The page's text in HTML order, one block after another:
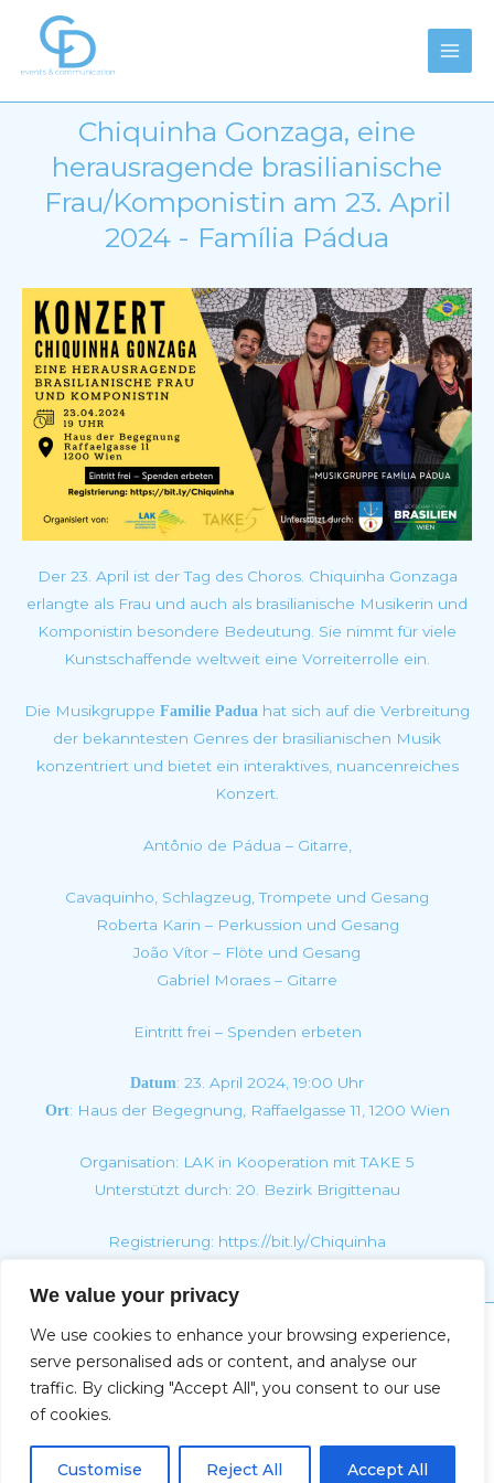
We value your privacy
We use cookies to enhance your browsing experience,
serve personalised ads or content, and analyse our
traffic. By clicking "Accept All", you consent to our use
of cookies.
Customise Reject All Accept All
Inhalt
springen
Chiquinha Gonzaga, eine
herausragende brasilianische
Frau/Komponistin am 23. April
2024 - Família Pádua
Der 23. April ist der Tag des Choros. Chiquinha Gonzaga
erlangte als Frau und auch als brasilianische Musikerin und
Komponistin besondere Bedeutung. Sie nimmt für viele
Kunstschaffende weltweit eine Vorreiterrolle ein.
Die Musikgruppe Familie Padua hat sich auf die Verbreitung
der bekanntesten Genres der brasilianischen Musik
konzentriert und bietet ein interaktives, nuancenreiches
Konzert.
Antônio de Pádua – Gitarre,
Cavaquinho, Schlagzeug, Trompete und Gesang
Roberta Karin – Perkussion und Gesang
João Vítor – Flöte und Gesang
Gabriel Moraes – Gitarre
Eintritt frei – Spenden erbeten
Datum: 23. April 2024, 19:00 Uhr
Ort: Haus der Begegnung, Raffaelgasse 11, 1200 Wien
Organisation: LAK in Kooperation mit TAKE 5
Unterstützt durch: 20. Bezirk Brigittenau
Registrierung: https://bit.ly/Chiquinha
Impressum
Katzenberger-Spacal
DE